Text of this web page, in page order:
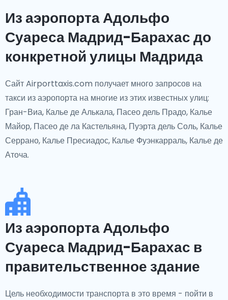
Из аэропорта Адольфо
Суареса Мадрид-Барахас до
конкретной улицы Мадрида
Сайт Airporttaxis.com получает много запросов на
такси из аэропорта на многие из этих известных улиц:
Гран-Виа, Калье де Алькала, Пасео дель Прадо, Калье
Майор, Пасео де ла Кастельяна, Пуэрта дель Соль, Калье
Серрано, Калье Пресиадос, Калье Фуэнкарраль, Калье де
Аточа.
Из аэропорта Адольфо
Суареса Мадрид-Барахас в
правительственное здание
Цель необходимости транспорта в это время - пойти в